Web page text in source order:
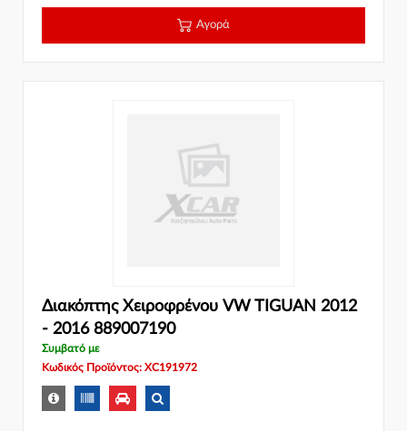
Αγορά
Διακόπτης Χειροφρένου VW TIGUAN 2012
- 2016 889007190
Συμβατό με
Κωδικός Προϊόντος: XC191972